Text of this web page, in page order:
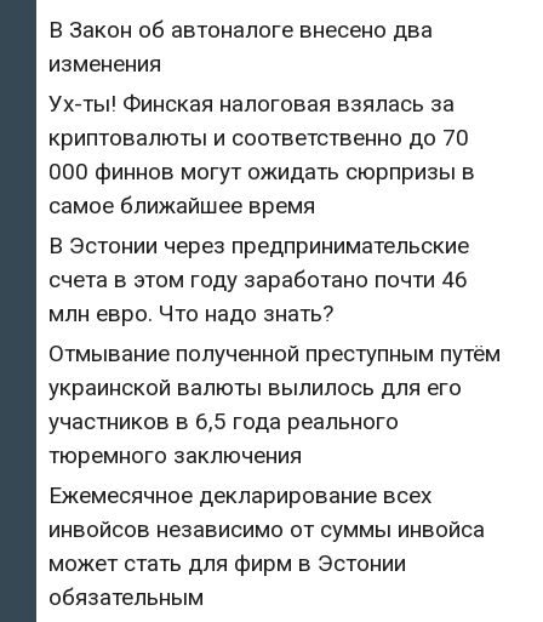
В Закон об автоналоге внесено два
изменения
Ух-ты! Финская налоговая взялась за
криптовалюты и соответственно до 70
000 финнов могут ожидать сюрпризы в
самое ближайшее время
В Эстонии через предпринимательские
счета в этом году заработано почти 46
млн евро. Что надо знать?
Отмывание полученной преступным путём
украинской валюты вылилось для его
участников в 6,5 года реального
тюремного заключения
Ежемесячное декларирование всех
инвойсов независимо от суммы инвойса
может стать для фирм в Эстонии
обязательным